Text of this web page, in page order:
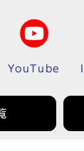
YouTube